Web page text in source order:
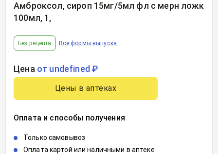
Амброксол, сироп 15мг/5мл фл с мерн ложк
100мл, 1 ,
Без рецепта Все формы выпуска
Цена от undefined ₽
Цены в аптеках
Оплата и способы получения
Только самовывоз
Оплата картой или наличными в аптеке